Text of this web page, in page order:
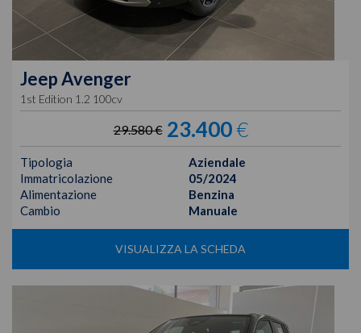
JeepAvenger
1st Edition 1.2 100cv
29.580 € 23.400€
Tipologia
Aziendale
Immatricolazione
05/2024
Alimentazione
Benzina
Cambio
Manuale
VISUALIZZA LA SCHEDA